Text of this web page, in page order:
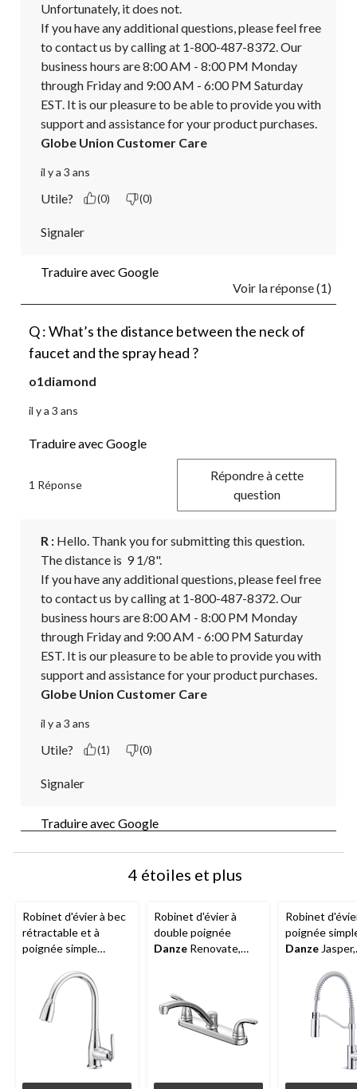
Unfortunately, it does not.
If you have any additional questions, please feel free
to contact us by calling at 1-800-487-8372. Our
business hours are 8:00 AM - 8:00 PM Monday
through Friday and 9:00 AM - 6:00 PM Saturday
EST. It is our pleasure to be able to provide you with
support and assistance for your product purchases.
Globe Union Customer Care
il y a 3 ans
Utile? (0) (0)
Signaler
Traduire avec Google
Voir la réponse (1)
Q : What’s the distance between the neck of
faucet and the spray head ?
o1diamond
il y a 3 ans
Traduire avec Google
1 Réponse
Répondre à cette
question
R : Hello. Thank you for submitting this question.
The distance is  9 1/8".
If you have any additional questions, please feel free
to contact us by calling at 1-800-487-8372. Our
business hours are 8:00 AM - 8:00 PM Monday
through Friday and 9:00 AM - 6:00 PM Saturday
EST. It is our pleasure to be able to provide you with
support and assistance for your product purchases.
Globe Union Customer Care
il y a 3 ans
Utile? (1) (0)
Signaler
Traduire avec Google
4 étoiles et plus
Robinet d'évier à bec
rétractable et à
poignée simple
chrome
Robinet d'évier à
double poignée
Danze Renovate,
Robinet
poignée
Danze Jasper,